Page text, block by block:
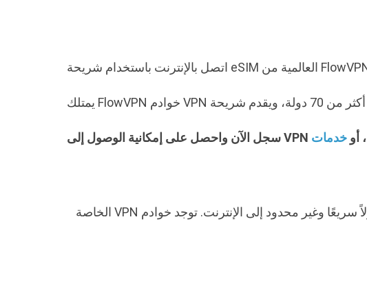
، أو
، ولدى FlowVPN بنية تحتية في هذه المنطقة مما يتيح لك وصولاً سريعًا وغير محدود إلى الإنترنت. توجد خوادم VPN الخاصة